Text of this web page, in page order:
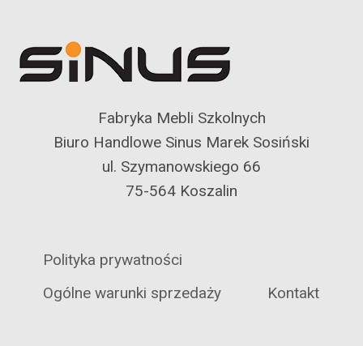
Fabryka Mebli Szkolnych
Biuro Handlowe Sinus Marek Sosiński
ul. Szymanowskiego 66
75-564 Koszalin
Polityka prywatności
Ogólne warunki sprzedaży
Kontakt